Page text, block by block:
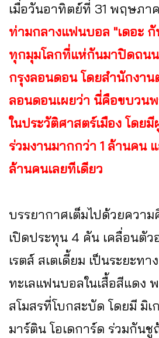
เมื่อวันอาทิตย์ที่ 31 พฤษภา
ท่ามกลางแฟนบอล "เดอะ กั
ทุกมุมโลกที่แห่กันมาปิดถน
กรุงลอนดอน โดยสำนักงา
ลอนดอนเผยว่า นี่คือขบวน
ในประวัติศาสตร์เมือง โดย
ร่วมงานมากกว่า 1 ล้านคน
ล้านคนเลยทีเดียว
บรรยากาศเต็มไปด้วยควา
เปิดประทุน 4 คัน เคลื่อนตัว
เรตส์ สเตเดี้ยม เป็นระยะท
ทะเลแฟนบอลในเสื้อสีแดง
สโมสรที่โบกสะบัด โดยมี มิเ
มาร์ติน โอเดการ์ด ร่วมกัน